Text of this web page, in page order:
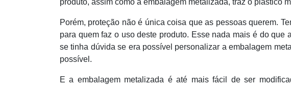
produto, assim como a embalagem metalizada, traz o plástico
Porém, proteção não é única coisa que as pessoas querem.
para quem faz o uso deste produto. Esse nada mais é do
se tinha dúvida se era possível personalizar a embalagem
possível.
E a embalagem metalizada é até mais fácil de ser